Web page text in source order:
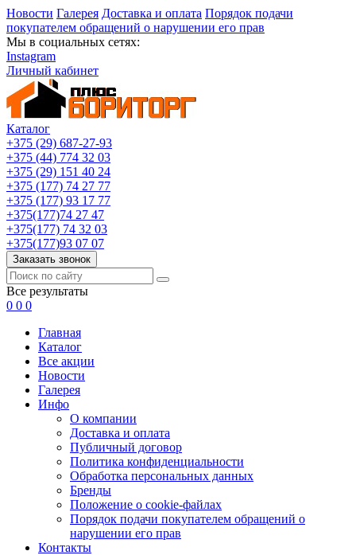
Новости Галерея Доставка и оплата Порядок подачи
покупателем обращений о нарушении его прав
Мы в социальных сетях:
Instagram
Личный кабинет
Каталог
+375 (29) 687-27-93
+375 (44) 774 32 03
+375 (29) 151 40 24
+375 (177) 74 27 77
+375 (177) 93 17 77
+375(177)74 27 47
+375(177) 74 32 03
+375(177)93 07 07
Заказать звонок
Все результаты
0 0 0
Главная
Каталог
Все акции
Новости
Галерея
Инфо
О компании
Доставка и оплата
Публичный договор
Политика конфиденциальности
Обработка персональных данных
Бренды
Положение о cookie-файлах
Порядок подачи покупателем обращений о
нарушении его прав
Контакты